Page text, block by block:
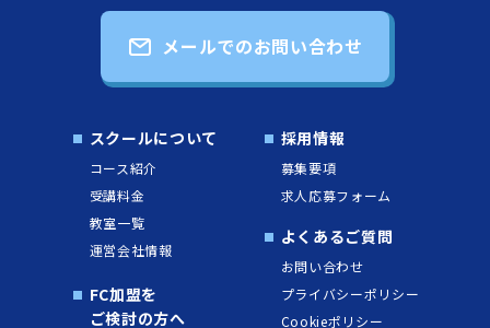
メールでのお問い合わせ
スクールについて
コース紹介
受講料金
教室一覧
運営会社情報
FC加盟を
ご検討の方へ
採用情報
募集要項
求人応募フォーム
よくあるご質問
お問い合わせ
プライバシーポリシー
Cookieポリシー